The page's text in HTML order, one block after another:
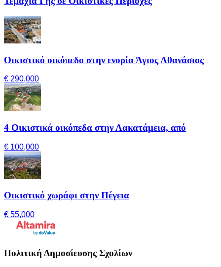
Οικιστικό οικόπεδο στην ενορία Άγιος Αθανάσιος
€ 290,000
4 Οικιστικά οικόπεδα στην Λακατάμεια, από
€ 100,000
Οικιστικό χωράφι στην Πέγεια
€ 55,000
Πολιτική Δημοσίευσης Σχολίων